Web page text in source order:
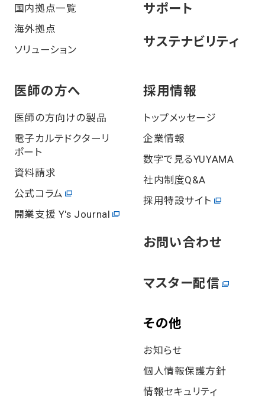
国内拠点一覧
海外拠点
ソリューション
サポート
サステナビリティ
医師の⽅へ
医師の方向けの製品
電⼦カルテドクターリ
ポート
資料請求
公式コラム
開業⽀援 Y's Journal
採⽤情報
トップメッセージ
企業情報
数字で見るYUYAMA
社内制度Q&A
採用特設サイト
お問い合わせ
マスター配信
その他
お知らせ
個⼈情報保護⽅針
情報セキュリティ